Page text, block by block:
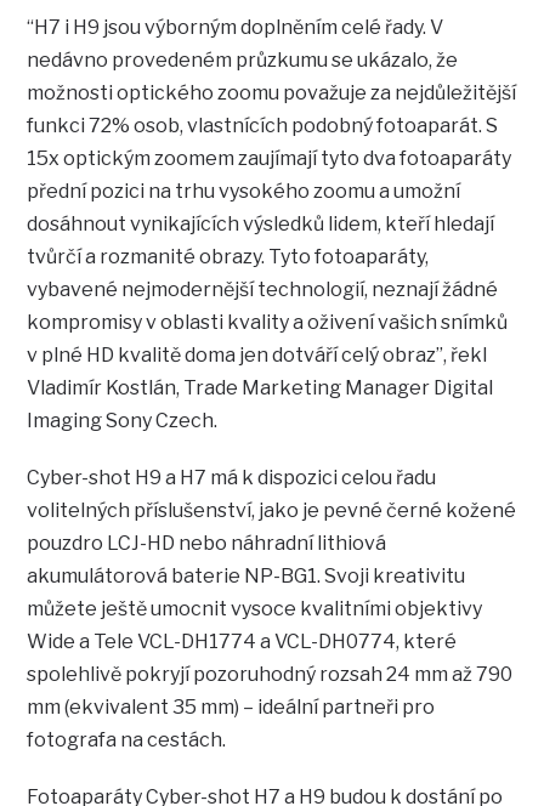
“H7 i H9 jsou výborným doplněním celé řady. V
nedávno provedeném průzkumu se ukázalo, že
možnosti optického zoomu považuje za nejdůležitější
funkci 72% osob, vlastnících podobný fotoaparát. S
15x optickým zoomem zaujímají tyto dva fotoaparáty
přední pozici na trhu vysokého zoomu a umožní
dosáhnout vynikajících výsledků lidem, kteří hledají
tvůrčí a rozmanité obrazy. Tyto fotoaparáty,
vybavené nejmodernější technologií, neznají žádné
kompromisy v oblasti kvality a oživení vašich snímků
v plné HD kvalitě doma jen dotváří celý obraz”, řekl
Vladimír Kostlán, Trade Marketing Manager Digital
Imaging Sony Czech.
Cyber-shot H9 a H7 má k dispozici celou řadu
volitelných příslušenství, jako je pevné černé kožené
pouzdro LCJ-HD nebo náhradní lithiová
akumulátorová baterie NP-BG1. Svoji kreativitu
můžete ještě umocnit vysoce kvalitními objektivy
Wide a Tele VCL-DH1774 a VCL-DH0774, které
spolehlivě pokryjí pozoruhodný rozsah 24 mm až 790
mm (ekvivalent 35 mm) – ideální partneři pro
fotografa na cestách.
Fotoaparáty Cyber-shot H7 a H9 budou k dostání po